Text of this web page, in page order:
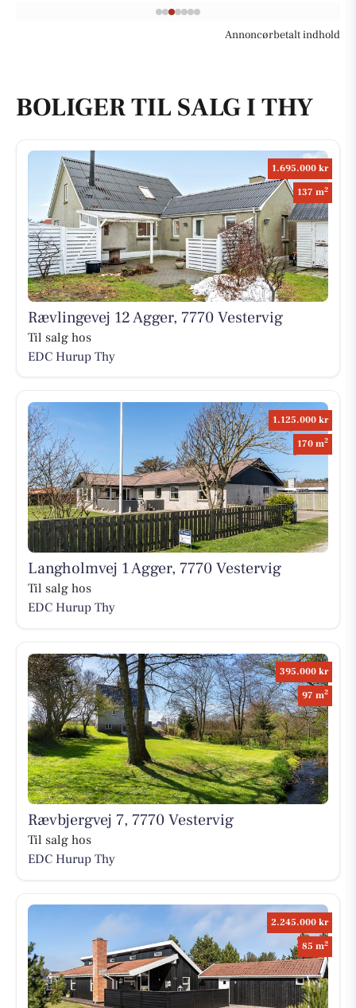
Annoncørbetalt indhold
BOLIGER TIL SALG I THY
1.695.000 kr
137 m2
Rævlingevej 12 Agger, 7770 Vestervig
Til salg hos
EDC Hurup Thy
1.125.000 kr
170 m2
Langholmvej 1 Agger, 7770 Vestervig
Til salg hos
EDC Hurup Thy
395.000 kr
97 m2
Rævbjergvej 7, 7770 Vestervig
Til salg hos
EDC Hurup Thy
2.245.000 kr
85 m2